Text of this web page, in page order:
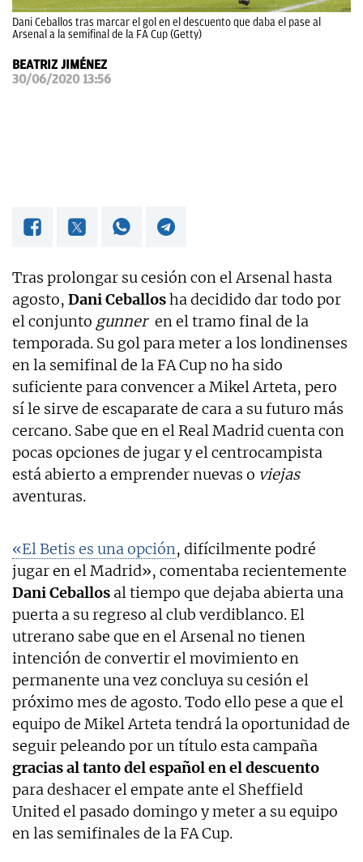
Dani Ceballos tras marcar el gol en el descuento que daba el pase al
Arsenal a la semifinal de la FA Cup (Getty)
BEATRIZ JIMÉNEZ
30/06/2020 13:56
Tras prolongar su cesión con el Arsenal hasta
agosto, Dani Ceballosha decidido dar todo por
el conjunto gunner en el tramo final de la
temporada. Su gol para meter a los londinenses
en la semifinal de la FA Cup no ha sido
suficiente para convencer a Mikel Arteta, pero
sí le sirve de escaparate de cara a su futuro más
cercano. Sabe que en el Real Madrid cuenta con
pocas opciones de jugar y el centrocampista
está abierto a emprender nuevas o viejas
aventuras.
«El Betis es una opción, difícilmente podré
jugar en el Madrid», comentaba recientemente
Dani Ceballos al tiempo que dejaba abierta una
puerta a su regreso al club verdiblanco. El
utrerano sabe que en el Arsenal no tienen
intención de convertir el movimiento en
permanente una vez concluya su cesión el
próximo mes de agosto. Todo ello pese a que el
equipo de Mikel Arteta tendrá la oportunidad de
seguir peleando por un título esta campaña
gracias al tanto del español en el descuento
para deshacer el empate ante el Sheffield
United el pasado domingo y meter a su equipo
en las semifinales de la FA Cup.